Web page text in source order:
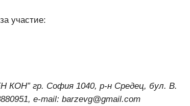
участие:
гр. София 1040, р-н Средец, бул. В.
e-mail: barzevg@gmail.com